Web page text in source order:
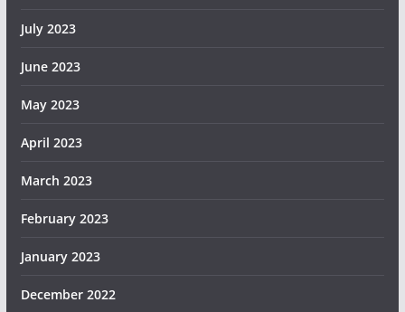
July 2023
June 2023
May 2023
April 2023
March 2023
February 2023
January 2023
December 2022